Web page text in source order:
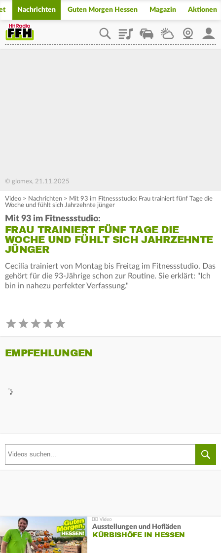
Nachrichten Guten Morgen Hessen Magazin Aktionen
PlaylistStaupilotWetterWebcam
© glomex, 21.11.2025
Video > Nachrichten > Mit 93 im Fitnessstudio: Frau trainiert fünf Tage die
Woche und fühlt sich Jahrzehnte jünger
Mit 93 im Fitnessstudio:
FRAU TRAINIERT FÜNF TAGE DIE
WOCHE UND FÜHLT SICH JAHRZEHNTE
JÜNGER
Cecilia trainiert von Montag bis Freitag im Fitnessstudio. Das
gehört für die 93-Jährige schon zur Routine. Sie erklärt: "Ich
bin in nahezu perfekter Verfassung."
EMPFEHLUNGEN
Ausstellungen und Hofläden
KÜRBISHÖFE IN HESSEN